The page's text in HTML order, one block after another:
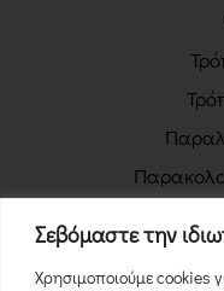
Σεβόμαστε την
Χρησιμοποιούμε cookies